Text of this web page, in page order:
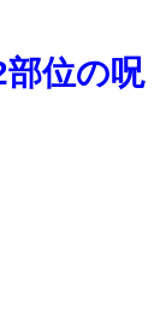
位の呪